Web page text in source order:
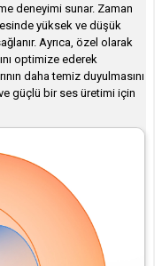
deneyimi sunar. Zaman
yüksek ve düşük
Ayrıca, özel olarak
optimize ederek
daha temiz duyulmasını
güçlü bir ses üretimi için